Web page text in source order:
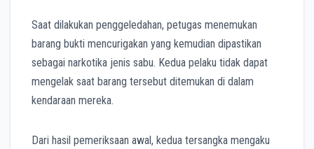
Saat dilakukan penggeledahan, petugas menemukan
barang bukti mencurigakan yang kemudian dipastikan
sebagai narkotika jenis sabu. Kedua pelaku tidak dapat
mengelak saat barang tersebut ditemukan di dalam
kendaraan mereka.
Dari hasil pemeriksaan awal, kedua tersangka mengaku